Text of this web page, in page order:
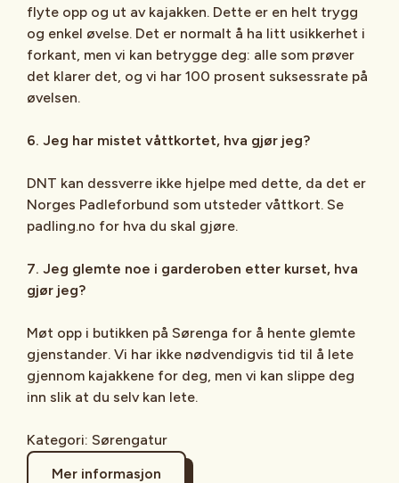
flyte opp og ut av kajakken. Dette er en helt trygg
og enkel øvelse. Det er normalt å ha litt usikkerhet i
forkant, men vi kan betrygge deg: alle som prøver
det klarer det, og vi har 100 prosent suksessrate på
øvelsen.
6. Jeg har mistet våttkortet, hva gjør jeg?
DNT kan dessverre ikke hjelpe med dette, da det er
Norges Padleforbund som utsteder våttkort. Se
padling.no for hva du skal gjøre.
7. Jeg glemte noe i garderoben etter kurset, hva
gjør jeg?
Møt opp i butikken på Sørenga for å hente glemte
gjenstander. Vi har ikke nødvendigvis tid til å lete
gjennom kajakkene for deg, men vi kan slippe deg
inn slik at du selv kan lete.
Kategori: Sørengatur
Mer informasjon